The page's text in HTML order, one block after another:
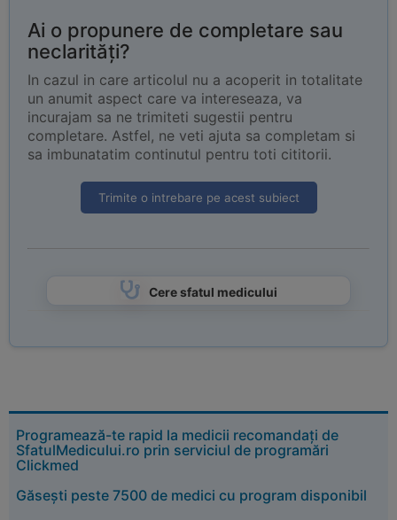
Ai o propunere de completare sau
neclarități?
In cazul in care articolul nu a acoperit in totalitate
un anumit aspect care va intereseaza, va
incurajam sa ne trimiteti sugestii pentru
completare. Astfel, ne veti ajuta sa completam si
sa imbunatatim continutul pentru toti cititorii.
Trimite o intrebare pe acest subiect
Cere sfatul medicului
Programează-te rapid la medicii recomandați de
SfatulMedicului.ro prin serviciul de programări
Clickmed
Găsești peste 7500 de medici cu program disponibil